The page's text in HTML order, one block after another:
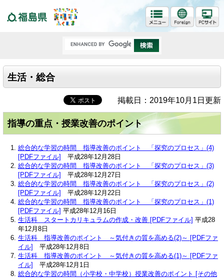
生活・総合
掲載日：2019年10月1日更新
指導の重点・授業改善のポイント
総合的な学習の時間 指導改善のポイント 「探究のプロセス」(4)
[PDFファイル] 平成28年12月28日
総合的な学習の時間 指導改善のポイント 「探究のプロセス」(3)
[PDFファイル] 平成28年12月27日
総合的な学習の時間 指導改善のポイント 「探究のプロセス」(2)
[PDFファイル] 平成28年12月22日
総合的な学習の時間 指導改善のポイント 「探究のプロセス」(1)
[PDFファイル] 平成28年12月16日
生活科 スタートカリキュラムの作成・改善 [PDFファイル] 平成28
年12月8日
生活科 指導改善のポイント ～気付きの質を高める(2)～ [PDFファ
イル] 平成28年12月8日
生活科 指導改善のポイント ～気付きの質を高める(1)～ [PDFファ
イル] 平成28年12月1日
総合的な学習の時間（小学校・中学校）授業改善のポイント [その他